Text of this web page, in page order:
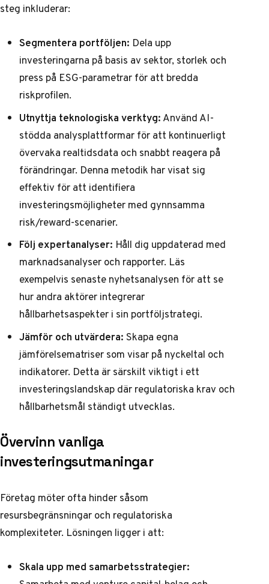
steg inkluderar:
Segmentera portföljen: Dela upp
investeringarna på basis av sektor, storlek och
press på ESG-parametrar för att bredda
riskprofilen.
Utnyttja teknologiska verktyg:Använd AI-
stödda analysplattformar för att kontinuerligt
övervaka realtidsdata och snabbt reagera på
förändringar. Denna metodik har visat sig
effektiv för att identifiera
investeringsmöjligheter med gynnsamma
risk/reward-scenarier.
Följ expertanalyser: Håll dig uppdaterad med
marknadsanalyser och rapporter. Läs
exempelvis senaste nyhetsanalysen för att se
hur andra aktörer integrerar
hållbarhetsaspekter i sin portföljstrategi.
Jämför och utvärdera:Skapa egna
jämförelsematriser som visar på nyckeltal och
indikatorer. Detta är särskilt viktigt i ett
investeringslandskap där regulatoriska krav och
hållbarhetsmål ständigt utvecklas.
Övervinn vanliga
investeringsutmaningar
Företag möter ofta hinder såsom
resursbegränsningar och regulatoriska
komplexiteter. Lösningen ligger i att:
Skala upp med samarbetsstrategier: